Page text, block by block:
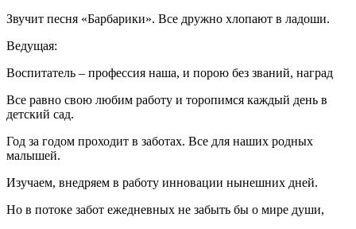
Звучит песня «Барбарики». Все дружно хлопают в ладоши.
Ведущая:
Воспитатель – профессия наша, и порою без званий, наград
Все равно свою любим работу и торопимся каждый день в
детский сад.
Год за годом проходит в заботах. Все для наших родных
малышей.
Изучаем, внедряем в работу инновации нынешних дней.
Но в потоке забот ежедневных не забыть бы о мире души,